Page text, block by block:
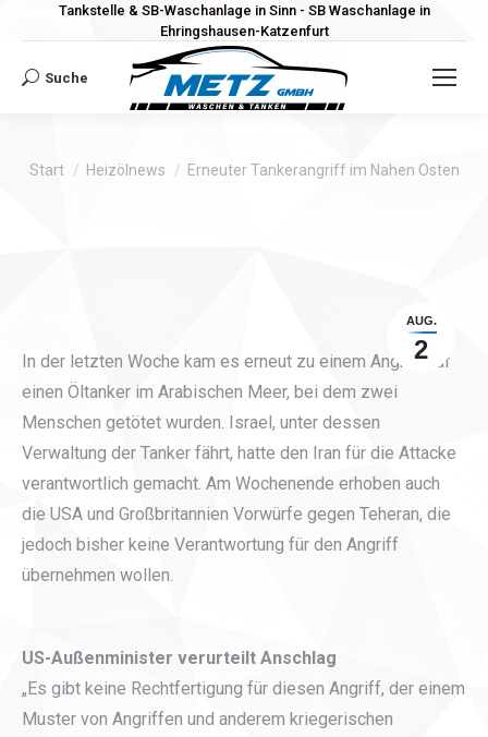
Tankstelle & SB-Waschanlage in Sinn - SB Waschanlage in
Ehringshausen-Katzenfurt
Search:
Suche
Sie befinden sich hier:
Start Heizölnews Erneuter Tankerangriff im Nahen Osten
AUG.
2
In der letzten Woche kam es erneut zu einem Angriff auf
einen Öltanker im Arabischen Meer, bei dem zwei
Menschen getötet wurden. Israel, unter dessen
Verwaltung der Tanker fährt, hatte den Iran für die Attacke
verantwortlich gemacht. Am Wochenende erhoben auch
die USA und Großbritannien Vorwürfe gegen Teheran, die
jedoch bisher keine Verantwortung für den Angriff
übernehmen wollen.
US-Außenminister verurteilt Anschlag
„Es gibt keine Rechtfertigung für diesen Angriff, der einem
Muster von Angriffen und anderem kriegerischen